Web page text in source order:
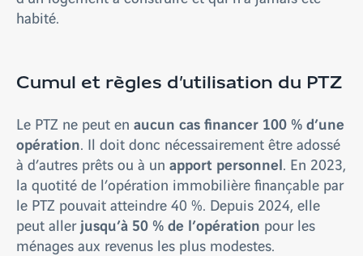
habité.
Cumul et règles d’utilisation du PTZ
Le PTZ ne peut en aucun cas financer 100 % d’une
opération. Il doit donc nécessairement être adossé
à d’autres prêts ou à un apport personnel. En 2023,
la quotité de l’opération immobilière finançable par
le PTZ pouvait atteindre 40 %. Depuis 2024, elle
peut allerjusqu’à 50 % de l’opération pour les
ménages aux revenus les plus modestes.